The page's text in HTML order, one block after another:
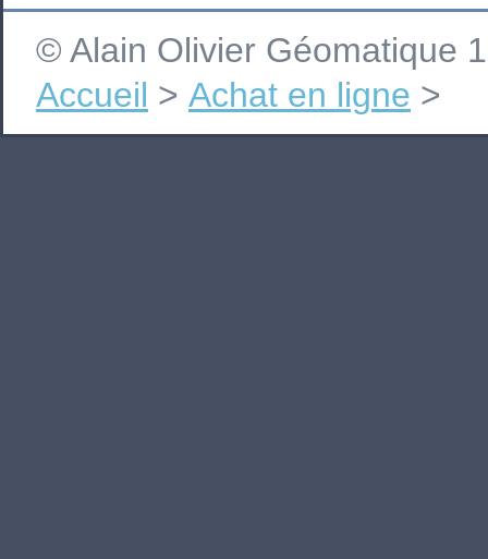
© Alain Olivier Géomatique
Accueil > Achat en ligne >